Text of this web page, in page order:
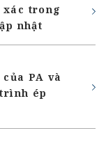
xác trong
nhật
PA và
ép